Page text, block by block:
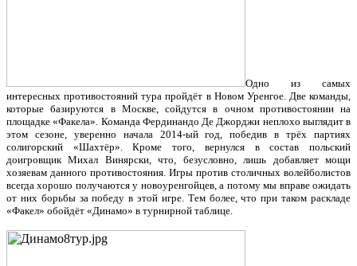
Одно из самых
интересных противостояний тура пройдёт в Новом Уренгое. Две команды,
которые базируются в Москве, сойдутся в очном противостоянии на
площадке «Факела». Команда Фердинандо Де Джорджи неплохо выглядит в
этом сезоне, уверенно начала 2014-ый год, победив в трёх партиях
солигорский «Шахтёр». Кроме того, вернулся в состав польский
доигровщик Михал Винярски, что, безусловно, лишь добавляет мощи
хозяевам данного противостояния. Игры против столичных волейболистов
всегда хорошо получаются у новоуренгойцев, а потому мы вправе ожидать
от них борьбы за победу в этой игре. Тем более, что при таком раскладе
«Факел» обойдёт «Динамо» в турнирной таблице.